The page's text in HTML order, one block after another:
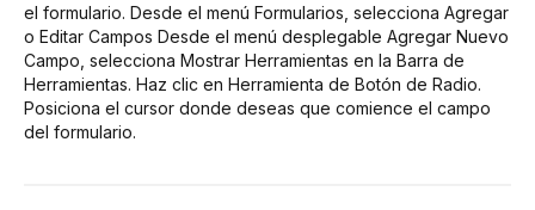
el formulario. Desde el menú Formularios, selecciona Agregar
o Editar Campos Desde el menú desplegable Agregar Nuevo
Campo, selecciona Mostrar Herramientas en la Barra de
Herramientas. Haz clic en Herramienta de Botón de Radio.
Posiciona el cursor donde deseas que comience el campo
del formulario.